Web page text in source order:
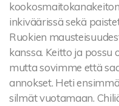
inkiväärissä sekä
Ruokien
kanssa. Keitto ja possu
mutta sovimme että
annokset. Heti
silmät vuotamaan.